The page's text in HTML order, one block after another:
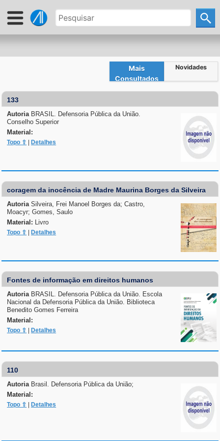
Mais
Consultados
Novidades
133
Autoria BRASIL. Defensoria Pública da União.
Conselho Superior
Material:
Topo ⇧ Detalhes
coragem da inocência de Madre Maurina Borges da Silveira
AutoriaSilveira, Frei Manoel Borges da; Castro,
Moacyr; Gomes, Saulo
Material:
Livro
Topo ⇧ Detalhes
Fontes de informação em direitos humanos
Autoria BRASIL. Defensoria Pública da União. Escola
Nacional da Defensoria Pública da União. Biblioteca
Benedito Gomes Ferreira
Material:
Topo ⇧ Detalhes
110
Autoria Brasil. Defensoria Pública da União;
Material:
Topo ⇧ Detalhes